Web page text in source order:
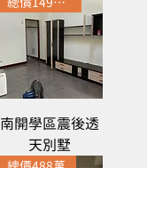
南開學區震後透
天別墅
總價488萬